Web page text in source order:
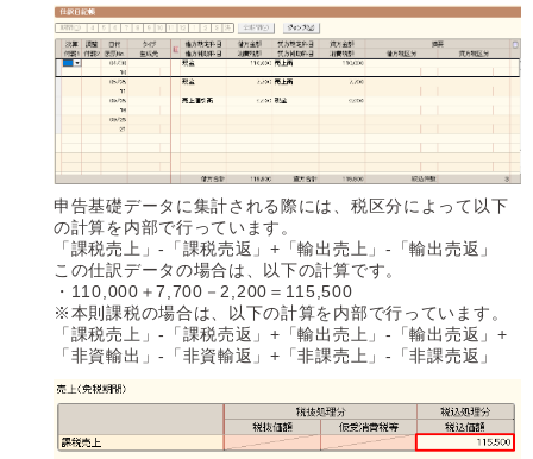
申告基礎データに集計される際には、税区分によって以下
の計算を内部で行っています。
「課税売上」-「課税売返」+「輸出売上」-「輸出売返」
この仕訳データの場合は、以下の計算です。
・110,000＋7,700－2,200＝115,500
※本則課税の場合は、以下の計算を内部で行っています。
「課税売上」-「課税売返」+「輸出売上」-「輸出売返」+
「非資輸出」-「非資輸返」+「非課売上」-「非課売返」